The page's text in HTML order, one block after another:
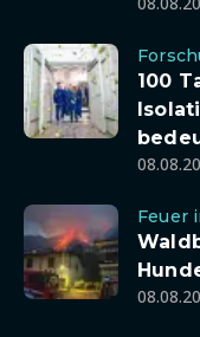
100
Feuer